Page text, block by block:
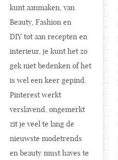
kunt aanmaken, van
Beauty, Fashion en
DIY tot aan recepten en
interieur, je kunt het zo
gek niet bedenken of het
is wel een keer gepind.
Pinterest werkt
verslavend, ongemerkt
zit je veel te lang de
nieuwste modetrends
en beauty must haves te